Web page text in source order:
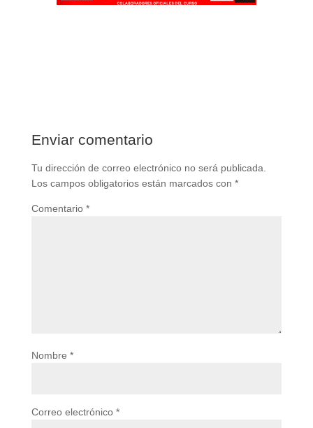
Enviar comentario
Tu dirección de correo electrónico no será publicada.
Los campos obligatorios están marcados con *
Comentario *
Nombre *
Correo electrónico *